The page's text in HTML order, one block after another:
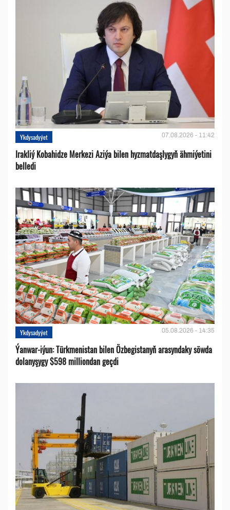
Ykdysadyýet 07.08.2026 - 11:42
Irakliý Kobahidze Merkezi Aziýa bilen hyzmatdaşlygyň ähmiýetini
belledi
Ykdysadyýet 05.08.2026 - 14:35
Ýanwar-iýun: Türkmenistan bilen Özbegistanyň arasyndaky söwda
dolanyşygy $598 milliondan geçdi